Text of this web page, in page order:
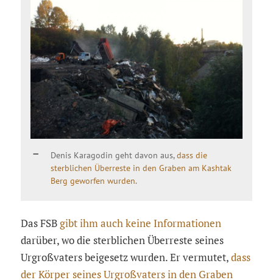
Denis Karagodin geht davon aus,dass die
sterblichen Überreste in den Graben am Kashtak
Berg geworfen wurden.
Das FSBgibt ihm auch keine Informationen
darüber, wo die sterblichen Überreste seines
Urgroßvaters beigesetz wurden. Er vermutet,dass
der Körper seines Urgroßvaters in den Graben